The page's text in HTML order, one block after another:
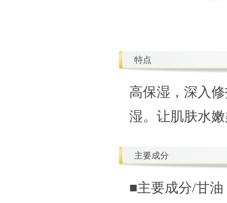
特点
高保湿，深入
湿。让肌肤水
主要成分
■主要成分/甘